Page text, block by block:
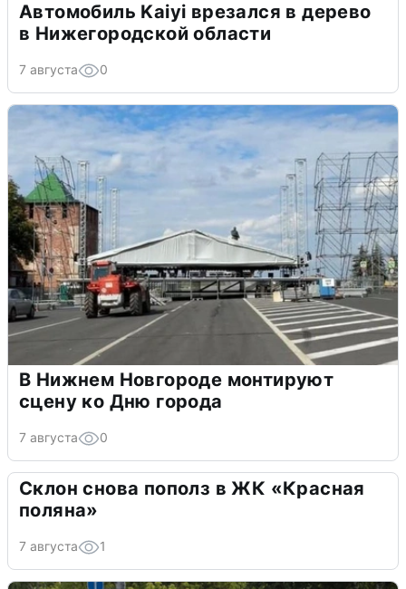
Автомобиль Kaiyi врезался в дерево
в Нижегородской области
7 августа 0
В Нижнем Новгороде монтируют
сцену ко Дню города
7 августа 0
Склон снова пополз в ЖК «Красная
поляна»
7 августа 1